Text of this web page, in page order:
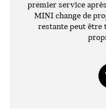
premier service
MINI change de
restante peut être